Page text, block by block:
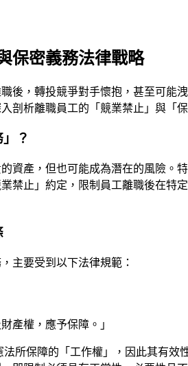
保密義務法律戰略
後，轉投競爭對手懷抱，甚至可
剖析離職員工的「競業禁止」與「
？
資產，但也可能成為潛在的風險
禁止」約定，限制員工離職後在
主要受到以下法律規範：
產權，應予保障。」
所保障的「工作權」，因此其有